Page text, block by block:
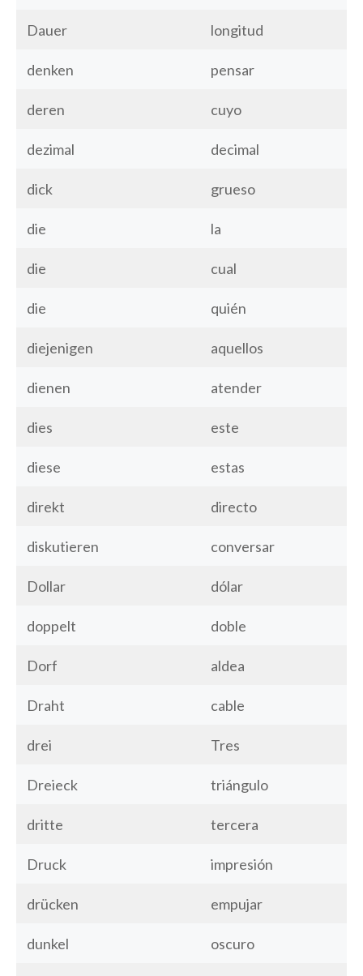
Dauer longitud
denken pensar
deren cuyo
dezimal decimal
dick grueso
die la
die cual
die quién
diejenigen aquellos
dienen atender
dies este
diese estas
direkt directo
diskutieren conversar
Dollar dólar
doppelt doble
Dorf aldea
Draht cable
drei Tres
Dreieck triángulo
dritte tercera
Druck impresión
drücken empujar
dunkel oscuro